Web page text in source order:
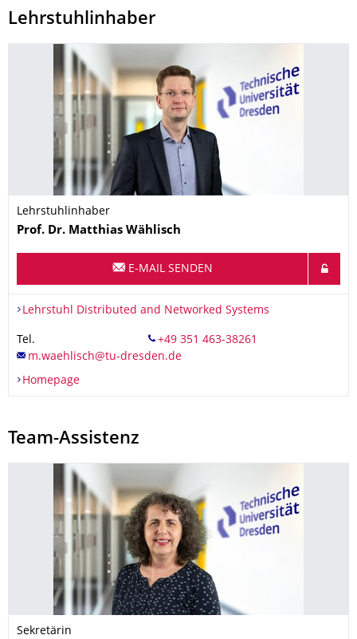
Lehrstuhlinhaber
Lehrstuhlinhaber
Name
Prof. Dr. Matthias Wählisch
E-MAIL SENDEN
Organisationsname
Lehrstuhl Distributed and Networked Systems
Lehrstuhl Distributed and Networked Systems
Tel.
Homepage
Team-Assistenz
Sekretärin